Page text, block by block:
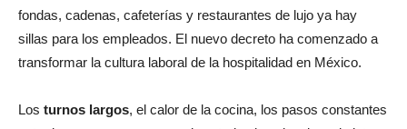
fondas, cadenas, cafeterías y restaurantes de lujo ya hay
sillas para los empleados. El nuevo decreto ha comenzado a
transformar la cultura laboral de la hospitalidad en México.
Los turnos largos, el calor de la cocina, los pasos constantes